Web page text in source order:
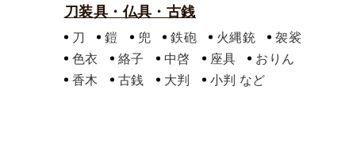
刀装具・仏具・古銭
刀 鎧 兜 鉄砲 火縄銃
袈裟
色衣
絡子 中啓 座具
おりん
香木
古銭 大判 小判